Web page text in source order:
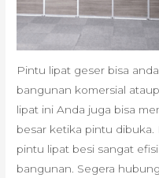
Pintu lipat geser bisa
bangunan komersial
lipat ini Anda juga bisa
besar ketika pintu
pintu lipat besi sangat
bangunan. Segera